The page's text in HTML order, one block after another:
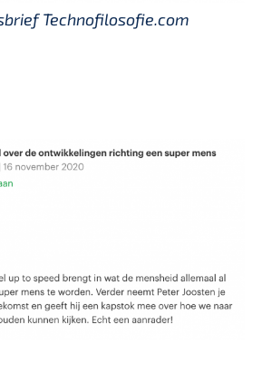
Technofilosofie.com